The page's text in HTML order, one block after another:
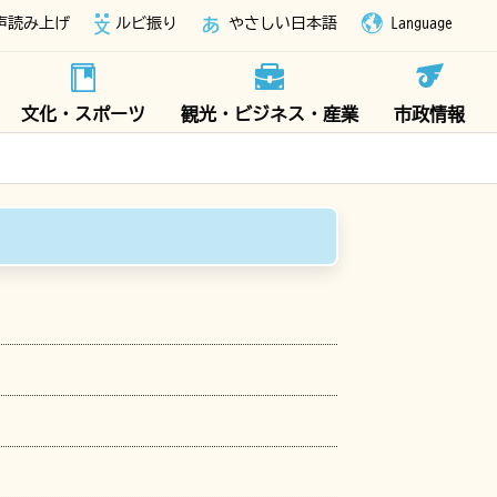
読み上げ ルビ振り やさしい日本語 Language
文化・スポーツ 観光・ビジネス・産業 市政情報